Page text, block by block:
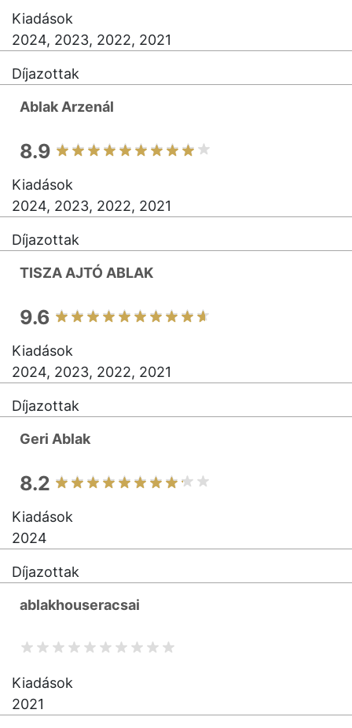
Kiadások
2024, 2023, 2022, 2021
Díjazottak
Ablak Arzenál
8.9
Kiadások
2024, 2023, 2022, 2021
Díjazottak
TISZA AJTÓ ABLAK
9.6
Kiadások
2024, 2023, 2022, 2021
Díjazottak
Geri Ablak
8.2
Kiadások
2024
Díjazottak
ablakhouseracsai
Kiadások
2021